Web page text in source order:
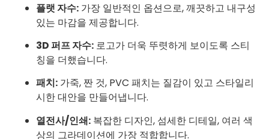
플랫 자수: 가장 일반적인 옵션으로, 깨끗하고 내구성
있는 마감을 제공합니다.
3D 퍼프 자수: 로고가 더욱 뚜렷하게 보이도록 스티
칭을 더했습니다.
패치: 가죽, 짠 것, PVC 패치는 질감이 있고 스타일리
시한 대안을 만들어냅니다.
열전사/인쇄: 복잡한 디자인, 섬세한 디테일, 여러 색
상의 그라데이션에 가장 적합합니다.